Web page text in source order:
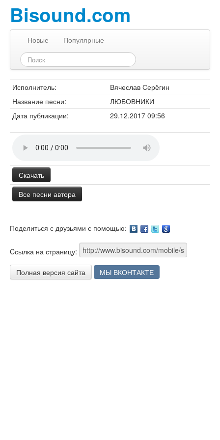
Bisound.com
Новые Популярные
Исполнитель:
Вячеслав Серёгин
Название песни:
ЛЮБОВНИКИ
Дата публикации:
29.12.2017 09:56
Скачать
Все песни автора
Поделиться с друзьями с помощью:
Cсылка на страницу:
Полная версия сайта МЫ ВКОНТАКТЕ